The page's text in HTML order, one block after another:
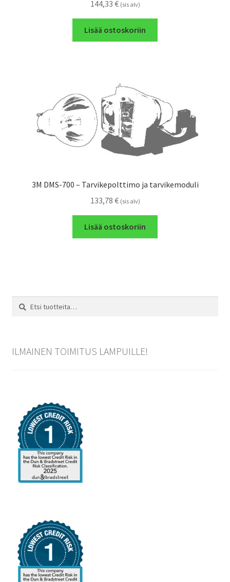
144,33 € (sis alv)
Lisää ostoskoriin
3M DMS-700 – Tarvikepolttimo ja tarvikemoduli
133,78 € (sis alv)
Lisää ostoskoriin
Etsi:
Haku
ILMAINEN TOIMITUS LAMPUILLE!